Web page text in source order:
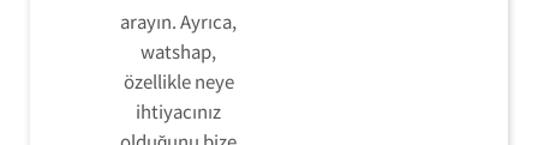
arayın. Ayrıca,
watshap,
özellikle neye
ihtiyacınız